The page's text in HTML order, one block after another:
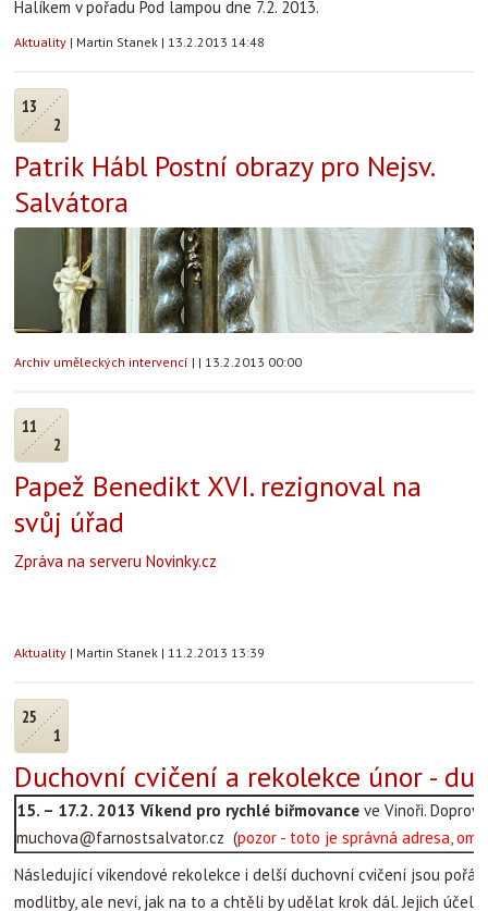
Halíkem v pořadu Pod lampou dne 7.2. 2013.
Aktuality | Martin Stanek | 13.2.2013 14:48
13
2
Patrik Hábl Postní obrazy pro Nejsv.
Salvátora
Archiv uměleckých intervencí | | 13.2.2013 00:00
11
2
Papež Benedikt XVI. rezignoval na
svůj úřad
Zpráva na serveru Novinky.cz
Aktuality | Martin Stanek | 11.2.2013 13:39
25
1
Duchovní cvičení a rekolekce únor -
15. – 17.2. 2013 Víkend pro rychlé biřmovance ve Vinoři.
muchova@farnostsalvator.cz (pozor - toto je správná adresa,
Následující víkendové rekolekce i delší duchovní cvičení jsou
modlitby, ale neví, jak na to a chtěli by udělat krok dál. Jejich